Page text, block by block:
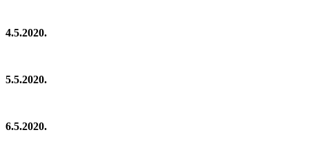
4.5.2020.
5.5.2020.
6.5.2020.